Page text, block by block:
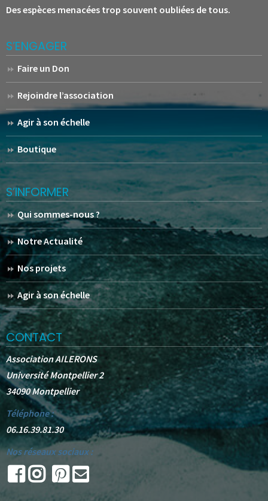
Des espèces menacées trop souvent oubliées de tous.
S’ENGAGER
Faire un Don
Rejoindre l’association
Agir à son échelle
Boutique
S’INFORMER
Qui sommes-nous ?
Notre Actualité
Nos projets
Agir à son échelle
CONTACT
Association AILERONS
Université Montpellier 2
34090 Montpellier
Téléphone :
06.16.39.81.30
Nos réseaux sociaux :